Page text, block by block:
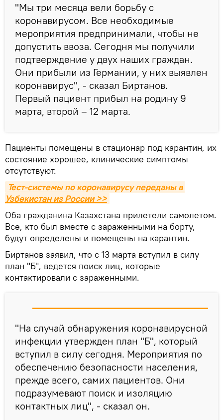
"Мы три месяца вели борьбу с
коронавирусом. Все необходимые
мероприятия предпринимали, чтобы не
допустить ввоза. Сегодня мы получили
подтверждение у двух наших граждан.
Они прибыли из Германии, у них выявлен
коронавирус", - сказал Биртанов.
Первый пациент прибыл на родину 9
марта, второй – 12 марта.
Пациенты помещены в стационар под карантин, их
состояние хорошее, клинические симптомы
отсутствуют.
Тест-системы по коронавирусу переданы в
Узбекистан из России >>
Оба гражданина Казахстана прилетели самолетом.
Все, кто был вместе с зараженными на борту,
будут определены и помещены на карантин.
Биртанов заявил, что с 13 марта вступил в силу
план "Б", ведется поиск лиц, которые
контактировали с зараженными.
"На случай обнаружения коронавирусной
инфекции утвержден план "Б", который
вступил в силу сегодня. Мероприятия по
обеспечению безопасности населения,
прежде всего, самих пациентов. Они
подразумевают поиск и изоляцию
контактных лиц", - сказал он.